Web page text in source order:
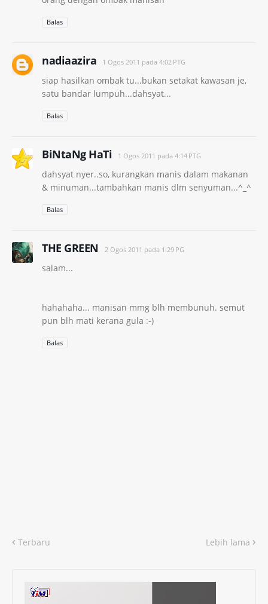
Balas
nadiaazira 1 Ogos 2011 pada 4:02 PTG
siap hasilkan ombak tu...bukan setakat kawasan je,
satu bandar lumpuh...dahsyat...
Balas
BiNtaNg HaTi 1 Ogos 2011 pada 4:14 PTG
dahsyat nyer..so, kurangkan manis dalam makanan
& minuman...tambahkan manis dlm senyuman...^_^
Balas
THE GREEN 2 Ogos 2011 pada 1:29 PG
salam...
hahahaha... manisan mmg blh membunuh. semut
pun blh mati kerana gula :-)
Balas
Terbaru Lebih lama